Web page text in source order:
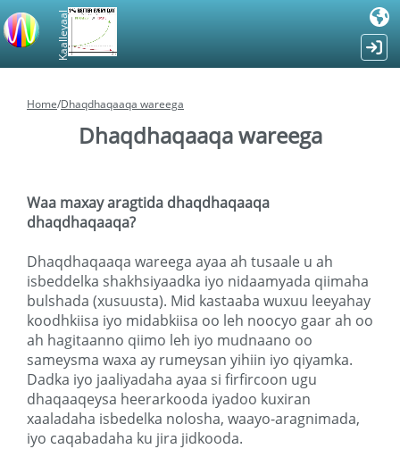
Kaalleyaal
Home/Dhaqdhaqaaqa wareega
Dhaqdhaqaaqa wareega
Waa maxay aragtida dhaqdhaqaaqa
dhaqdhaqaaqa?
Dhaqdhaqaaqa wareega ayaa ah tusaale u ah
isbeddelka shakhsiyaadka iyo nidaamyada qiimaha
bulshada (xusuusta). Mid kastaaba wuxuu leeyahay
koodhkiisa iyo midabkiisa oo leh noocyo gaar ah oo
ah hagitaanno qiimo leh iyo mudnaano oo
sameysma waxa ay rumeysan yihiin iyo qiyamka.
Dadka iyo jaaliyadaha ayaa si firfircoon ugu
dhaqaaqeysa heerarkooda iyadoo kuxiran
xaaladaha isbedelka nolosha, waayo-aragnimada,
iyo caqabadaha ku jira jidkooda.